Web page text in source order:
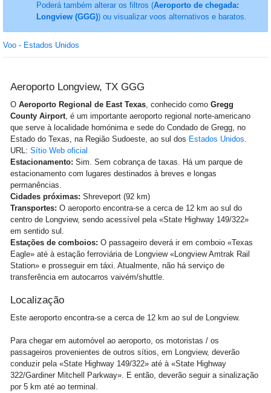
Poderá também alterar os filtros (Aeroporto de chegada:
Longview (GGG)) ou visualizar voos alternativos e baratos.
Voo - Estados Unidos
Aeroporto Longview, TX GGG
O Aeroporto Regional de East Texas, conhecido como Gregg
County Airport, é um importante aeroporto regional norte-americano
que serve à localidade homónima e sede do Condado de Gregg, no
Estado do Texas, na Região Sudoeste, ao sul dos Estados Unidos.
URL: Sítio Web oficial
Estacionamento: Sim. Sem cobrança de taxas. Há um parque de
estacionamento com lugares destinados à breves e longas
permanências.
Cidades próximas: Shreveport (92 km)
Transportes: O aeroporto encontra-se a cerca de 12 km ao sul do
centro de Longview, sendo acessível pela «State Highway 149/322»
em sentido sul.
Estações de comboios: O passageiro deverá ir em comboio «Texas
Eagle» até à estação ferroviária de Longview «Longview Amtrak Rail
Station» e prosseguir em táxi. Atualmente, não há serviço de
transferência em autocarros vaivém/shuttle.
Localização
Este aeroporto encontra-se a cerca de 12 km ao sul de Longview.
Para chegar em automóvel ao aeroporto, os motoristas / os
passageiros provenientes de outros sítios, em Longview, deverão
conduzir pela «State Highway 149/322» até à «State Highway
322/Gardiner Mitchell Parkway». E então, deverão seguir a sinalização
por 5 km até ao terminal.